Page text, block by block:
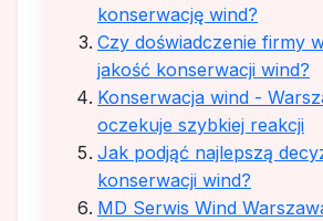
konserwację wind?
Czy doświadczenie firmy
jakość konserwacji wind?
Konserwacja wind -
oczekuje szybkiej reakcji
Jak podjąć najlepszą
konserwacji wind?
MD Serwis Wind